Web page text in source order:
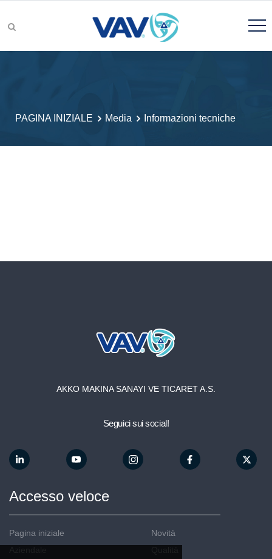
Accademia
Contatti
PAGINA INIZIALE Media Informazioni tecniche
AKKO MAKINA SANAYI VE TICARET A.S.
Seguici sui social!
Accesso veloce
Pagina iniziale
Novità